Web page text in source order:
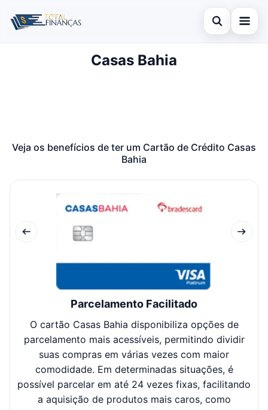
Abrir busca
Casas Bahia
Veja os benefícios de ter um Cartão de Crédito Casas
Bahia
Parcelamento Facilitado
O cartão Casas Bahia disponibiliza opções de
parcelamento mais acessíveis, permitindo dividir
suas compras em várias vezes com maior
comodidade. Em determinadas situações, é
possível parcelar em até 24 vezes fixas, facilitando
a aquisição de produtos mais caros, como